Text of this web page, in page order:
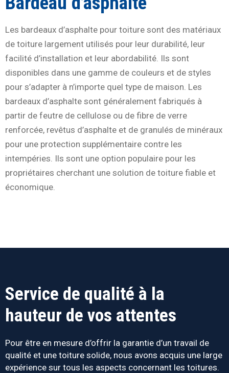
Les bardeaux d’asphalte pour toiture sont des matériaux
de toiture largement utilisés pour leur durabilité, leur
facilité d’installation et leur abordabilité. Ils sont
disponibles dans une gamme de couleurs et de styles
pour s’adapter à n’importe quel type de maison. Les
bardeaux d’asphalte sont généralement fabriqués à
partir de feutre de cellulose ou de fibre de verre
renforcée, revêtus d’asphalte et de granulés de minéraux
pour une protection supplémentaire contre les
intempéries. Ils sont une option populaire pour les
propriétaires cherchant une solution de toiture fiable et
économique.
Service de qualité à la
hauteur de vos attentes
Pour être en mesure d’offrir la garantie d’un travail de
qualité et une toiture solide, nous avons acquis une large
expérience sur tous les aspects concernant les toitures.